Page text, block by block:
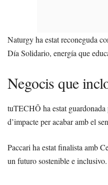
Naturgy ha estat reconeguda
Día Solidario, energía que
Negocis que
tuTECHÔ ha estat
d’impacte per acabar amb el
Paccari ha estat finalista amb
un futuro sostenible e inclusivo.